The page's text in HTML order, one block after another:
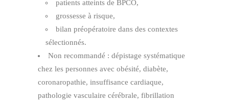
patients atteints de BPCO,
grossesse à risque,
bilan préopératoire dans des contextes
sélectionnés.
Non recommandé : dépistage systématique
chez les personnes avec obésité, diabète,
coronaropathie, insuffisance cardiaque,
pathologie vasculaire cérébrale, fibrillation